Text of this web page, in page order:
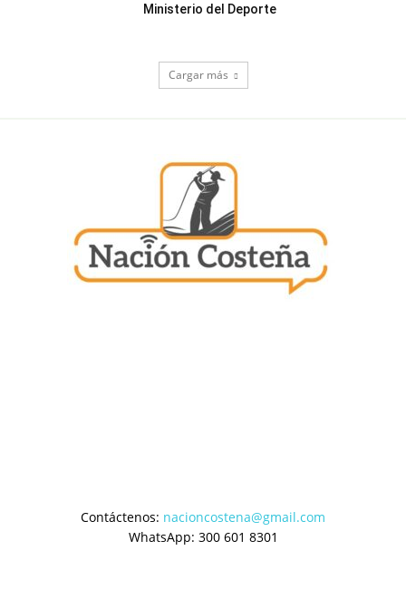
Ministerio del Deporte
Cargar más
Contáctenos: nacioncostena@gmail.com
WhatsApp: 300 601 8301